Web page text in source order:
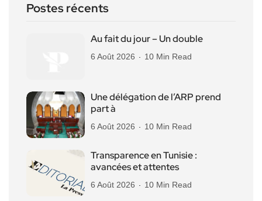
Postes récents
Au fait du jour – Un double
6 Août 2026 10 Min Read
Une délégation de l’ARP prend
part à
6 Août 2026 10 Min Read
Transparence en Tunisie :
avancées et attentes
6 Août 2026 10 Min Read